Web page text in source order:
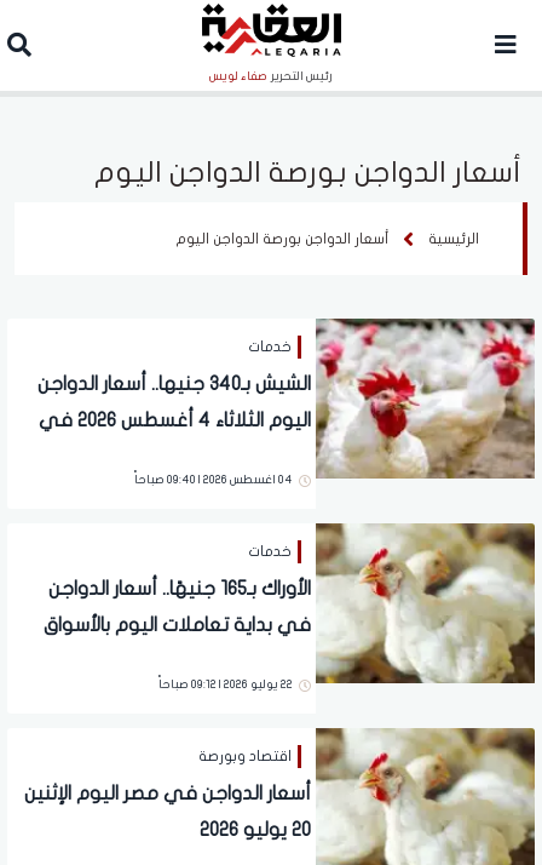
رئيس التحرير صفاء لويس
أسعار الدواجن بورصة الدواجن اليوم
الرئيسية أسعار الدواجن بورصة الدواجن اليوم
خدمات
الشيش بـ340 جنيها.. أسعار الدواجن
اليوم الثلاثاء 4 أغسطس 2026 في
04 اغسطس 2026 | 09:40 صباحاً
خدمات
الأوراك بـ165 جنيهًا.. أسعار الدواجن
في بداية تعاملات اليوم بالأسواق
22 يوليو 2026 | 09:12 صباحاً
اقتصاد وبورصة
أسعار الدواجن في مصر اليوم الإثنين
20 يوليو 2026